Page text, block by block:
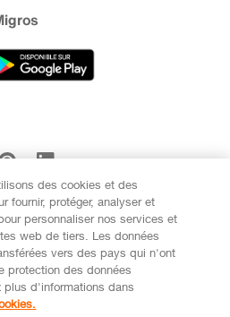
newsletter
des cookies et des
fournir, protéger, analyser et
personnaliser nos services et
web de tiers. Les données
vers des pays qui n'ont
protection des données
plus d'informations dans